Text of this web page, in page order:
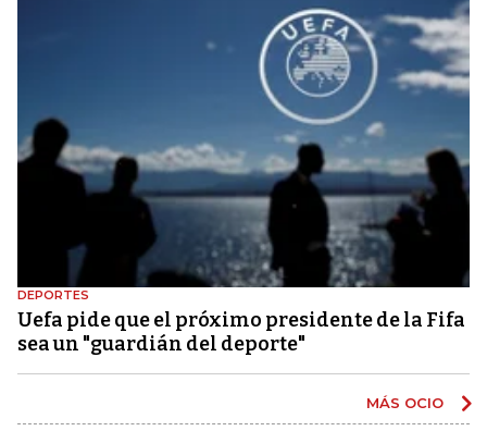
DEPORTES
Uefa pide que el próximo presidente de la Fifa
sea un "guardián del deporte"
MÁS OCIO